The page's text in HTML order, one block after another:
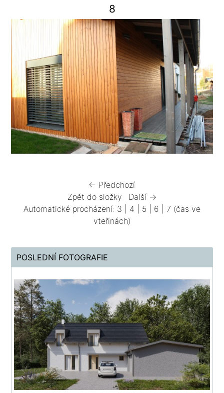
8
← Předchozí
Zpět do složky
Další →
Automatické procházení: 3 4 5 6 7 (čas ve
vteřinách)
POSLEDNÍ FOTOGRAFIE